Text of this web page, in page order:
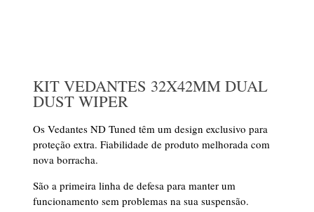
KIT VEDANTES 32X42MM DUAL
DUST WIPER
Os Vedantes ND Tuned têm um design exclusivo para
proteção extra. Fiabilidade de produto melhorada com
nova borracha.
São a primeira linha de defesa para manter um
funcionamento sem problemas na sua suspensão.